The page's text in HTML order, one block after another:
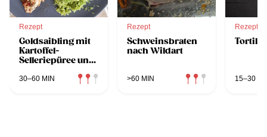
Rezept
Goldsaibling mit
Kartoffel-
Selleriepüree und
30–60 MIN
Rezept
Schweinsbraten
nach Wildart
>60 MIN
Rezept
15–30